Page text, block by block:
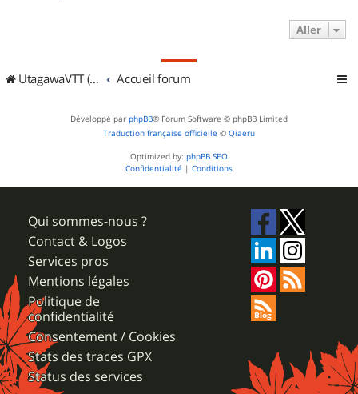
Aller
UtagawaVTT (Randos VTT et VTTAE avec traces GPS) Accueil forum
Développé par phpBB® Forum Software © phpBB Limited
Traduction française officielle © Qiaeru
Optimized by: phpBB SEO
Confidentialité | Conditions
Qui sommes-nous ?
Contact & Logos
Services pros
Mentions légales
Politique de
confidentialité
Consentement / Cookies
Stats des traces GPX
Status des services